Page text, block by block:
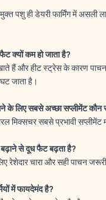
पशु ही डेयरी फार्मिंग में असली
फैटक्योंकमहोजाताहै?
हैं और हीट स्ट्रेस के कारण पाचन
जाता है।
केलिएसबसेअच्छासप्लीमेंटकौन
मिक्सचर सबसे प्रभावी सप्लीमेंट
बढ़ानेसेदूधफैटबढ़ताहै?
रेशेदार चारा और सही पाचन
मेंफायदेमंदहै?